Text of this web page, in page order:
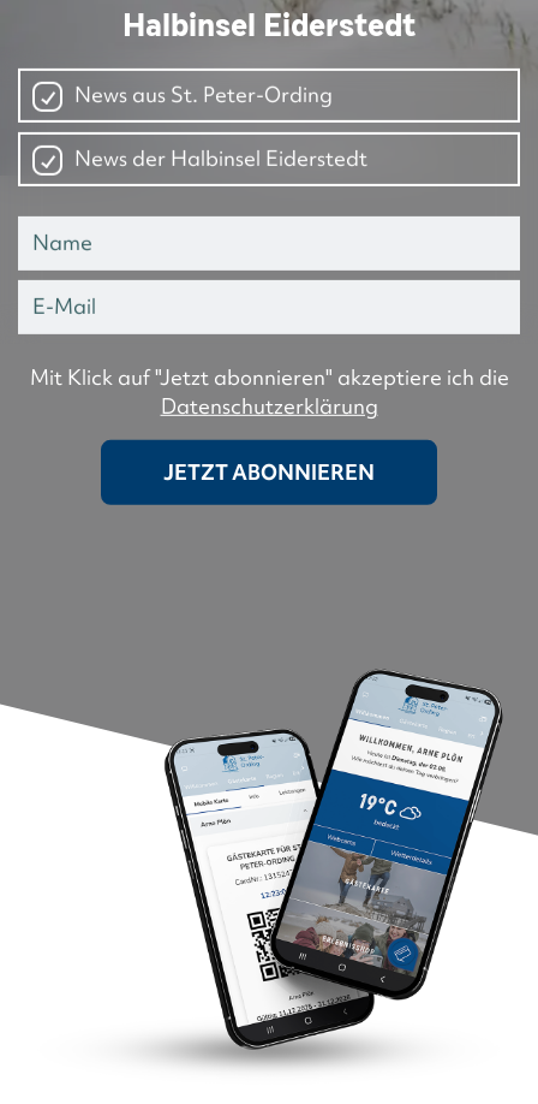
Halbinsel Eiderstedt
News aus St. Peter-Ording
News der Halbinsel Eiderstedt
Mit Klick auf "Jetzt abonnieren" akzeptiere ich die
Datenschutzerklärung